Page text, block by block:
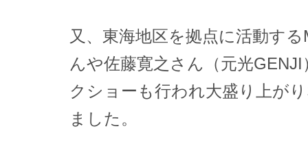
又、東海地区を拠点に活動す
んや佐藤寛之さん（元光
クショーも行われ大盛り上が
ました。